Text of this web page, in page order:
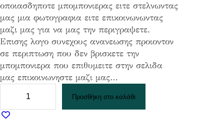
οποιασδηποτε μπομπονιερας ειτε στελνωντας
μας μια φωτογραφια ειτε επικοινωνωντας
μαζι μας για να μας την περιγραψετε.
Επισης λογο συνεχους ανανεωσης προιοντον
σε περιπτωση που δεν βρισκετε την
μπομπονιερα που επιθυμειτε στην σελιδα
μας επικοινωνηστε μαζι μας…
α
Προσθήκη στο καλάθι